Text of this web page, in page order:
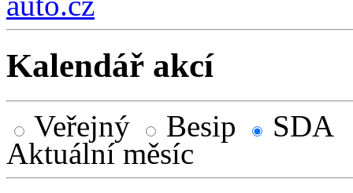
Kalendář akcí
Veřejný Besip
SDA
Aktuální měsíc